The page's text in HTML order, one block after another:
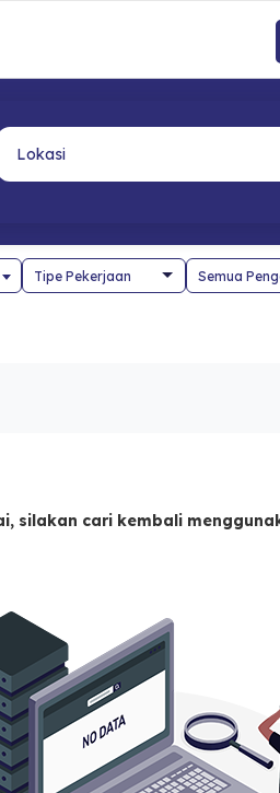
silakan cari kembali